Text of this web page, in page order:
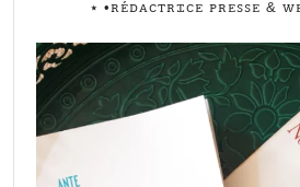
⭑ •ꭱꭼ́ꭰꭺꮯꭲꭱꮖꮯꭼ ꮲꭱꭼꮪꮪꭼ &